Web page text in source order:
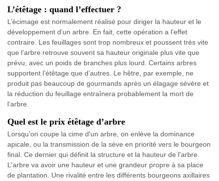
L’étêtage : quand l’effectuer ?
L’écimage est normalement réalisé pour diriger la hauteur et le
développement d’un arbre. En fait, cette opération a l’effet
contraire. Les feuillages sont trop nombreux et poussent très vite
que l’arbre retrouve souvent sa hauteur originale plus vite que
prévu, avec un poids de branches plus lourd. Certains arbres
supportent l’étêtage que d’autres. Le hêtre, par exemple, ne
produit pas beaucoup de gourmands après un élagage sévère et
la réduction du feuillage entraînera probablement la mort de
l’arbre.
Quel est le prix étêtage d’arbre
Lorsqu’on coupe la cime d'un arbre, on enlève la dominance
apicale, ou la transmission de la sève en priorité vers le bourgeon
final. Ce dernier qui définit la structure et la hauteur de l'arbre.
L'arbre va avoir une hauteur et une grandeur propre à sa place
de plantation. Une rivalité entre les différents bourgeons axillaires